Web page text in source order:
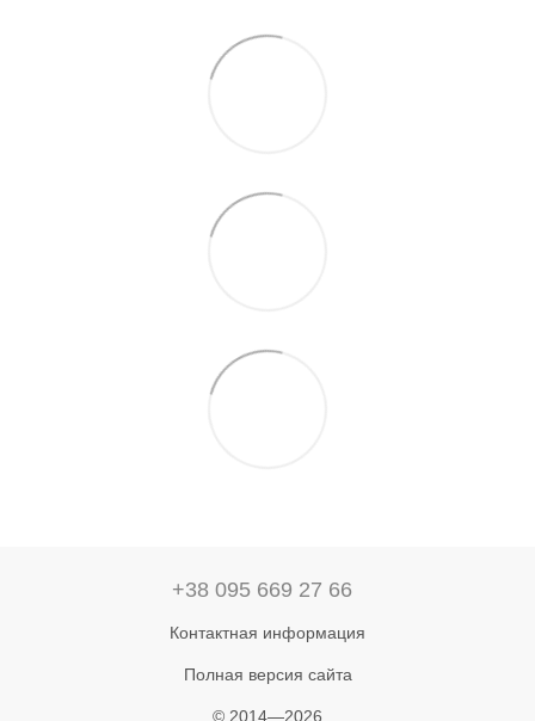
+38 095 669 27 66
Контактная информация
Полная версия сайта
© 2014—2026